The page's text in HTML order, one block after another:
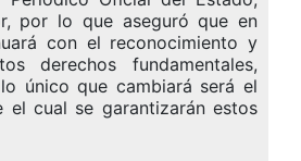
por lo que aseguró que en
con el reconocimiento y
derechos fundamentales,
único que cambiará será el
el cual se garantizarán estos